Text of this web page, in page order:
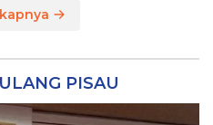
PISAU